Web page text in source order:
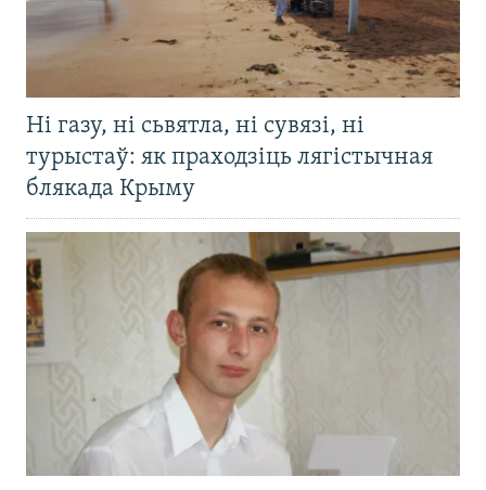
Ні газу, ні сьвятла, ні сувязі, ні
турыстаў: як праходзіць лягістычная
блякада Крыму